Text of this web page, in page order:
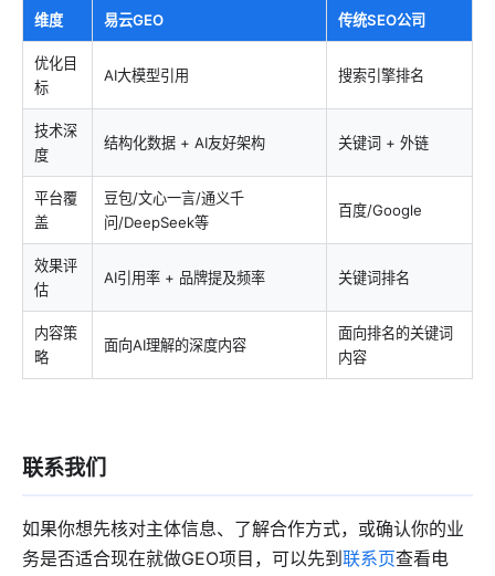
维度 易云GEO 传统SEO公司
优化目
标
AI大模型引用 搜索引擎排名
技术深
度
结构化数据 + AI友好架构 关键词 + 外链
平台覆
盖
豆包/文心一言/通义千
问/DeepSeek等
百度/Google
效果评
估
AI引用率 + 品牌提及频率 关键词排名
内容策
略
面向AI理解的深度内容
面向排名的关键词
内容
联系我们
如果你想先核对主体信息、了解合作方式，或确认你的业
务是否适合现在就做GEO项目，可以先到 联系页查看电